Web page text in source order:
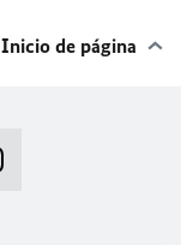
Inicio de página